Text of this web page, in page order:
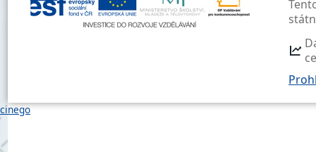
cinego